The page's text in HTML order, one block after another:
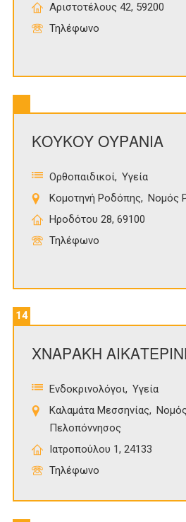
Αριστοτέλους 42, 59200
Τηλέφωνο
ΚΟΥΚΟΥ ΟΥΡΑΝΙΑ
Ορθοπαιδικοί Υγεία
Κομοτηνή Ροδόπης
Νομός
Ηροδότου 28, 69100
Τηλέφωνο
14
ΧΝΑΡΑΚΗ
Ενδοκρινολόγοι Υγεία
Καλαμάτα Μεσσηνίας
Πελοπόννησος
Ιατροπούλου 1, 24133
Τηλέφωνο